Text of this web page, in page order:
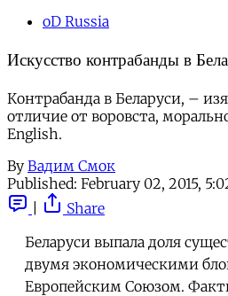
oD Russia
Искусство контрабанды в
Контрабанда в Беларуси, –
отличие от воровста,
English.
By Вадим Смок
Published: February 02, 2015,
Share
Беларуси выпала доля
двумя экономическими
Европейским Союзом.